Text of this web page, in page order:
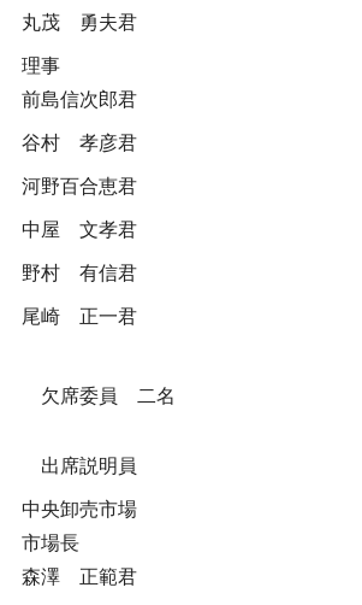
丸茂 勇夫君
理事
前島信次郎君
谷村 孝彦君
河野百合恵君
中屋 文孝君
野村 有信君
尾崎 正一君
欠席委員 二名
出席説明員
中央卸売市場
市場長
森澤 正範君